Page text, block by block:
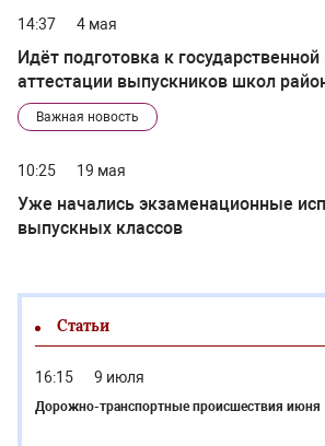
14:37 4 мая
Идёт подготовка к государственной
аттестации выпускников школ
Важная новость
10:25 19 мая
Уже начались экзаменационные
выпускных классов
Статьи
16:15 9 июля
Дорожно-транспортные происшествия июня